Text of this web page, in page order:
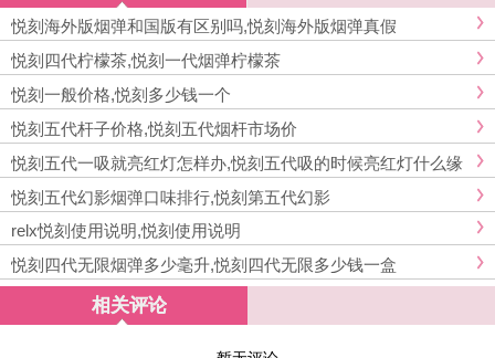
悦刻海外版烟弹和国版有区别吗,悦刻海外版烟弹真假
悦刻四代柠檬茶,悦刻一代烟弹柠檬茶
悦刻一般价格,悦刻多少钱一个
悦刻五代杆子价格,悦刻五代烟杆市场价
悦刻五代一吸就亮红灯怎样办,悦刻五代吸的时候亮红灯什么缘
由
悦刻五代幻影烟弹口味排行,悦刻第五代幻影
relx悦刻使用说明,悦刻使用说明
悦刻四代无限烟弹多少毫升,悦刻四代无限多少钱一盒
相关评论